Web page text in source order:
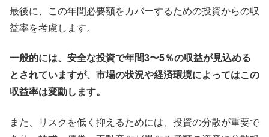
最後に、この年間必要額をカバーするための投資からの収
益率を考慮します。
一般的には、安全な投資で年間3〜5％の収益が見込める
とされていますが、市場の状況や経済環境によってはこの
収益率は変動します。
また、リスクを低く抑えるためには、投資の分散が重要で